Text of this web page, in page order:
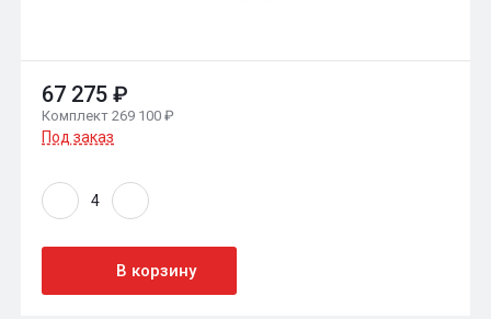
67 275 ₽
Комплект 269 100 ₽
Под заказ
В корзину